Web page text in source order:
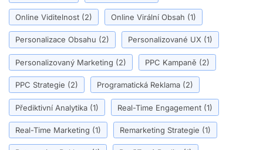
Online Viditelnost (2) Online Virální Obsah (1)
Personalizace Obsahu (2) Personalizované UX (1)
Personalizovaný Marketing (2) PPC Kampaně (2)
PPC Strategie (2) Programatická Reklama (2)
Přediktivní Analytika (1) Real-Time Engagement (1)
Real-Time Marketing (1) Remarketing Strategie (1)